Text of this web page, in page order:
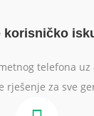
korisničko
telefona uz
rješenje za sve